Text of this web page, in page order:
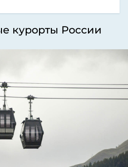
курорты России